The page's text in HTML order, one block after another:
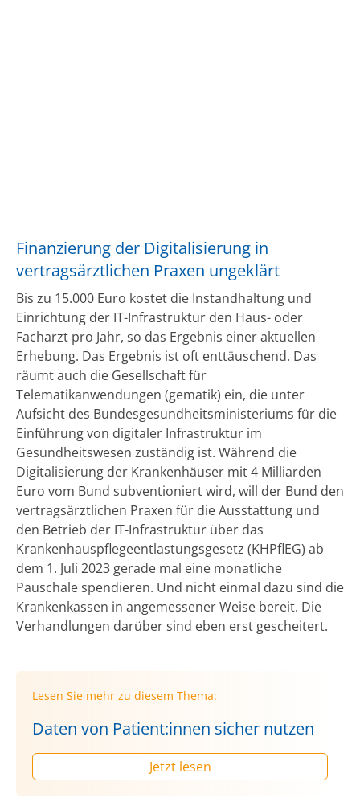
Finanzierung der Digitalisierung in
vertragsärztlichen Praxen ungeklärt
Bis zu 15.000 Euro kostet die Instandhaltung und
Einrichtung der IT-Infrastruktur den Haus- oder
Facharzt pro Jahr, so das Ergebnis einer aktuellen
Erhebung. Das Ergebnis ist oft enttäuschend. Das
räumt auch die Gesellschaft für
Telematikanwendungen (gematik) ein, die unter
Aufsicht des Bundesgesundheitsministeriums für die
Einführung von digitaler Infrastruktur im
Gesundheitswesen zuständig ist. Während die
Digitalisierung der Krankenhäuser mit 4 Milliarden
Euro vom Bund subventioniert wird, will der Bund den
vertragsärztlichen Praxen für die Ausstattung und
den Betrieb der IT-Infrastruktur über das
Krankenhauspflegeentlastungsgesetz (KHPflEG) ab
dem 1. Juli 2023 gerade mal eine monatliche
Pauschale spendieren. Und nicht einmal dazu sind die
Krankenkassen in angemessener Weise bereit. Die
Verhandlungen darüber sind eben erst gescheitert.
Lesen Sie mehr zu diesem Thema:
Daten von Patient:innen sicher nutzen
Jetzt lesen